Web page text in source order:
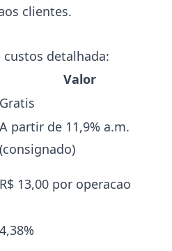
clientes.
detalhada:
Valor
Gratis
A partir de 11,9% a.m.
(consignado)
R$ 13,00 por operacao
4,38%